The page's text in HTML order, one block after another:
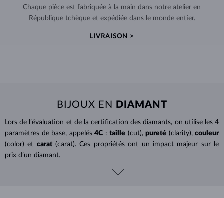
Chaque pièce est fabriquée à la main dans notre atelier en
République tchèque et expédiée dans le monde entier.
LIVRAISON >
BIJOUX EN DIAMANT
Lors de l’évaluation et de la certification desdiamants, on utilise les 4
paramètres de base, appelés 4C : taille (cut), pureté (clarity), couleur
(color) et carat (carat). Ces propriétés ont un impact majeur sur le
prix d’un diamant.